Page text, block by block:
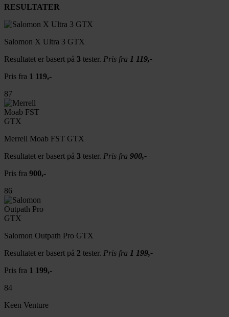
RESULTATER
Salomon X Ultra 3 GTX
Resultatet er basert på 3 tester. Pris fra 1 119,-
Pris fra 1 119,-
87
Merrell Moab FST GTX
Resultatet er basert på 3 tester. Pris fra 900,-
Pris fra 900,-
86
Salomon Outpath Pro GTX
Resultatet er basert på 2 tester. Pris fra 1 199,-
Pris fra 1 199,-
84
Keen Venture